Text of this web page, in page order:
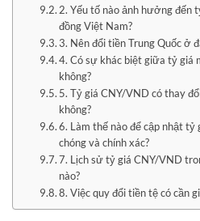
2. Yếu tố nào ảnh hưởng đến
đồng Việt Nam?
3. Nên đổi tiền Trung Quốc ở
4. Có sự khác biệt giữa tỷ giá
không?
5. Tỷ giá CNY/VND có thay
không?
6. Làm thế nào để cập nhật tỷ
chóng và chính xác?
7. Lịch sử tỷ giá CNY/VND
nào?
8. Việc quy đổi tiền tệ có cần